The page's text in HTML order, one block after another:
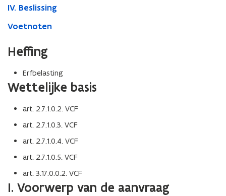
IV. Beslissing
Voetnoten
Heffing
Erfbelasting
Wettelijke basis
art. 2.7.1.0.2. VCF
art. 2.7.1.0.3. VCF
art. 2.7.1.0.4. VCF
art. 2.7.1.0.5. VCF
art. 3.17.0.0.2. VCF
I. Voorwerp van de aanvraag